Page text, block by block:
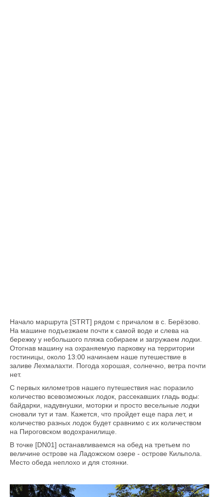
Начало маршрута [STRT] рядом с причалом в с. Берёзово.
На машине подъезжаем почти к самой воде и слева на
бережку у небольшого пляжа собираем и загружаем лодки.
Отогнав машину на охраняемую парковку на территории
гостиницы, около 13:00 начинаем наше путешествие в
заливе Лехмалахти. Погода хорошая, солнечно, ветра почти
нет.
С первых километров нашего путешествия нас поразило
количество всевозможных лодок, рассекавших гладь воды:
байдарки, надувнушки, моторки и просто весельные лодки
сновали тут и там. Кажется, что пройдет еще пара лет, и
количество разных лодок будет сравнимо с их количеством
на Пироговском водохранилище.
В точке [DN01] останавливаемся на обед на третьем по
величине острове на Ладожском озере - острове Кильпола.
Место обеда неплохо и для стоянки.